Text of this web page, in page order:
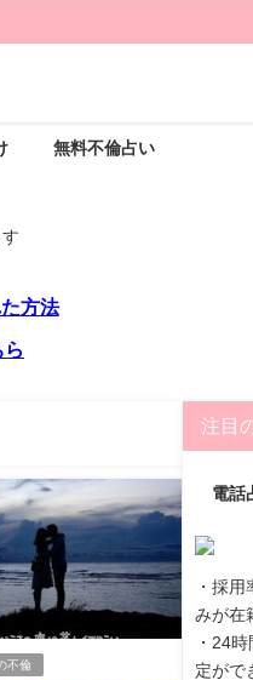
無料不倫占い
方法
不倫
注目
電話
・採
みが在
・24
定がで